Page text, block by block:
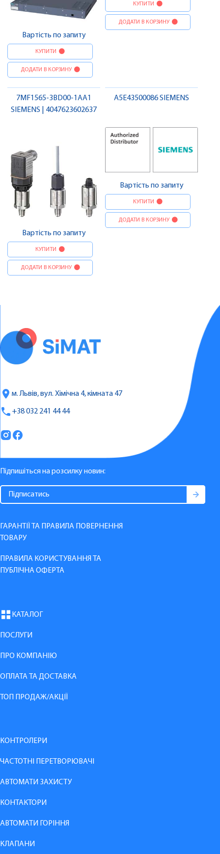
Вартість по запиту
КУПИТИ
ДОДАТИ В КОРЗИНУ
КУПИТИ
ДОДАТИ В КОРЗИНУ
7MF1565-3BD00-1AA1
SIEMENS | 4047623602637
Вартість по запиту
КУПИТИ
ДОДАТИ В КОРЗИНУ
A5E43500086 SIEMENS
Вартість по запиту
КУПИТИ
ДОДАТИ В КОРЗИНУ
м. Львів, вул. Хімічна 4, кімната 47
+38 032 241 44 44
Підпишіться на розсилку новин:
ГАРАНТІЇ ТА ПРАВИЛА ПОВЕРНЕННЯ
ТОВАРУ
ПРАВИЛА КОРИСТУВАННЯ ТА
ПУБЛІЧНА ОФЕРТА
КАТАЛОГ
ПОСЛУГИ
ПРО КОМПАНІЮ
ОПЛАТА ТА ДОСТАВКА
ТОП ПРОДАЖ/АКЦІЇ
КОНТРОЛЕРИ
ЧАСТОТНІ ПЕРЕТВОРЮВАЧІ
АВТОМАТИ ЗАХИСТУ
КОНТАКТОРИ
АВТОМАТИ ГОРІННЯ
КЛАПАНИ